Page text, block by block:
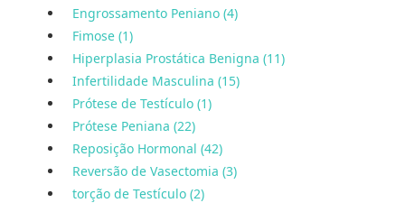
Engrossamento Peniano (4)
Fimose (1)
Hiperplasia Prostática Benigna (11)
Infertilidade Masculina (15)
Prótese de Testículo (1)
Prótese Peniana (22)
Reposição Hormonal (42)
Reversão de Vasectomia (3)
torção de Testículo (2)